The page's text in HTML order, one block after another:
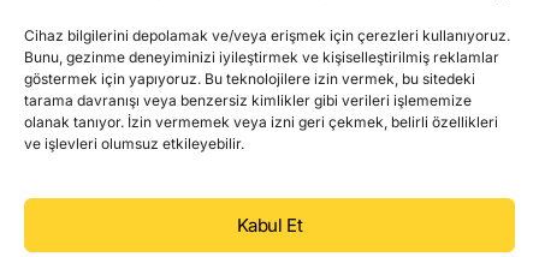
Cihaz bilgilerini depolamak ve/veya erişmek için çerezleri kullanıyoruz.
Bunu, gezinme deneyiminizi iyileştirmek ve kişiselleştirilmiş reklamlar
göstermek için yapıyoruz. Bu teknolojilere izin vermek, bu sitedeki
tarama davranışı veya benzersiz kimlikler gibi verileri işlememize
olanak tanıyor. İzin vermemek veya izni geri çekmek, belirli özellikleri
ve işlevleri olumsuz etkileyebilir.
Kabul Et
Gaming Coinleri
RWA Coinleri
DeFi Coinleri
DePIN Coinleri
Metaverse Coinleri